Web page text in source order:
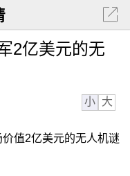
2亿美元的无
小 大
价值2亿美元的无人机谜